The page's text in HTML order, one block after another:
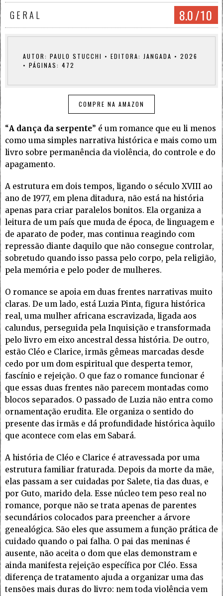
GERAL 8.0/10
AUTOR: PAULO STUCCHI • EDITORA: JANGADA • 2026
• PÁGINAS: 472
COMPRE NA AMAZON
“A dança da serpente” é um romance que eu li menos
como uma simples narrativa histórica e mais como um
livro sobre permanência da violência, do controle e do
apagamento.
A estrutura em dois tempos, ligando o século XVIII ao
ano de 1977, em plena ditadura, não está na história
apenas para criar paralelos bonitos. Ela organiza a
leitura de um país que muda de época, de linguagem e
de aparato de poder, mas continua reagindo com
repressão diante daquilo que não consegue controlar,
sobretudo quando isso passa pelo corpo, pela religião,
pela memória e pelo poder de mulheres.
O romance se apoia em duas frentes narrativas muito
claras. De um lado, está Luzia Pinta, figura histórica
real, uma mulher africana escravizada, ligada aos
calundus, perseguida pela Inquisição e transformada
pelo livro em eixo ancestral dessa história. De outro,
estão Cléo e Clarice, irmãs gêmeas marcadas desde
cedo por um dom espiritual que desperta temor,
fascínio e rejeição. O que faz o romance funcionar é
que essas duas frentes não parecem montadas como
blocos separados. O passado de Luzia não entra como
ornamentação erudita. Ele organiza o sentido do
presente das irmãs e dá profundidade histórica àquilo
que acontece com elas em Sabará.
A história de Cléo e Clarice é atravessada por uma
estrutura familiar fraturada. Depois da morte da mãe,
elas passam a ser cuidadas por Salete, tia das duas, e
por Guto, marido dela. Esse núcleo tem peso real no
romance, porque não se trata apenas de parentes
secundários colocados para preencher a árvore
genealógica. São eles que assumem a função prática de
cuidado quando o pai falha. O pai das meninas é
ausente, não aceita o dom que elas demonstram e
ainda manifesta rejeição específica por Cléo. Essa
diferença de tratamento ajuda a organizar uma das
tensões mais duras do livro: nem toda violência vem